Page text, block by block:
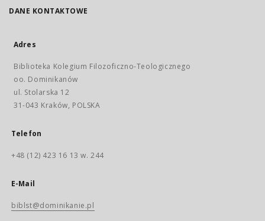
DANE KONTAKTOWE
Adres
Biblioteka Kolegium Filozoficzno-Teologicznego
oo. Dominikanów
ul. Stolarska 12
31-043 Kraków, POLSKA
Telefon
+48 (12) 423 16 13 w. 244
E-Mail
biblst@dominikanie.pl